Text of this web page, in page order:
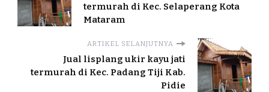
termurah di Kec. Selaperang Kota
Mataram
ARTIKEL SELANJUTNYA
Jual lisplang ukir kayu jati
termurah di Kec. Padang Tiji Kab.
Pidie